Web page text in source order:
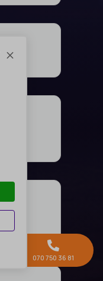
M

070 750 36 81